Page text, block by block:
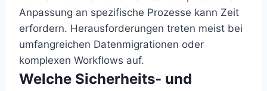
Anpassung an spezifische Prozesse kann Zeit
erfordern. Herausforderungen treten meist bei
umfangreichen Datenmigrationen oder
komplexen Workflows auf.
Welche Sicherheits- und